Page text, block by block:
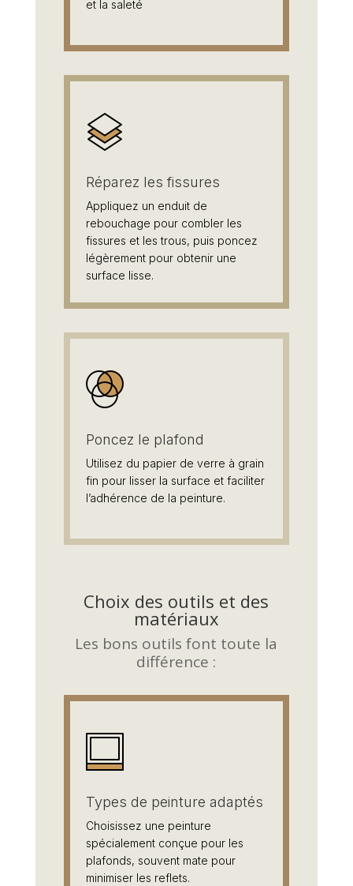
et la saleté
Réparez les fissures
Appliquez un enduit de
rebouchage pour combler les
fissures et les trous, puis poncez
légèrement pour obtenir une
surface lisse.
Poncez le plafond
Utilisez du papier de verre à grain
fin pour lisser la surface et faciliter
l’adhérence de la peinture.
Choix des outils et des
matériaux
Les bons outils font toute la
différence :
Types de peinture adaptés
Choisissez une peinture
spécialement conçue pour les
plafonds, souvent mate pour
minimiser les reflets.